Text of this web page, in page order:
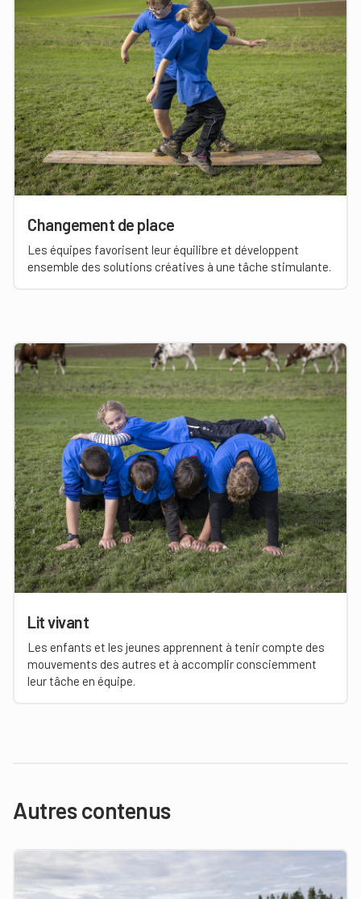
Changement de place
Les équipes favorisent leur équilibre et développent
ensemble des solutions créatives à une tâche stimulante.
Lit vivant
Les enfants et les jeunes apprennent à tenir compte des
mouvements des autres et à accomplir consciemment
leur tâche en équipe.
Autres contenus